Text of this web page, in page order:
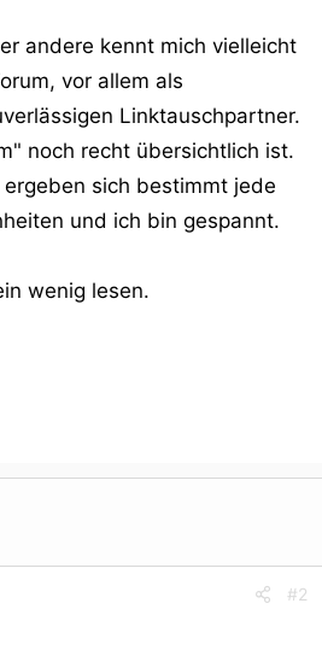
andere kennt mich vielleicht
vor allem als
Linktauschpartner.
noch recht übersichtlich ist.
sich bestimmt jede
und ich bin gespannt.
wenig lesen.
#2